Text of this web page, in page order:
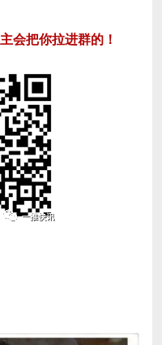
会把你拉进群的！